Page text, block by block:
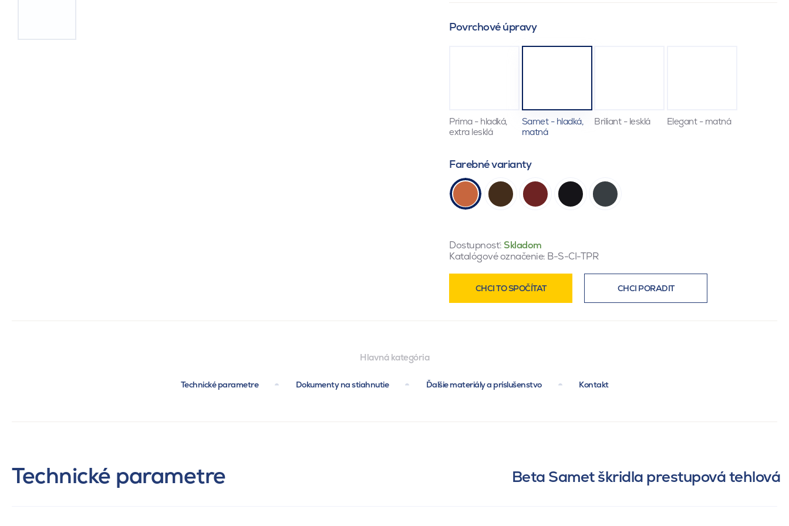
Povrchové úpravy
Prima - hladká,
extra lesklá
Samet - hladká,
matná
Briliant - lesklá Elegant - matná
Farebné varianty
Dostupnosť: Skladom
Katalógové označenie: B-S-CI-TPR
CHCI TO SPOČÍTAT CHCI PORADIT
Hlavná kategória
Technické parametre Dokumenty na stiahnutie Ďalšie materiály a príslušenstvo Kontakt
Technické parametre Beta Samet škridla prestupová tehlová